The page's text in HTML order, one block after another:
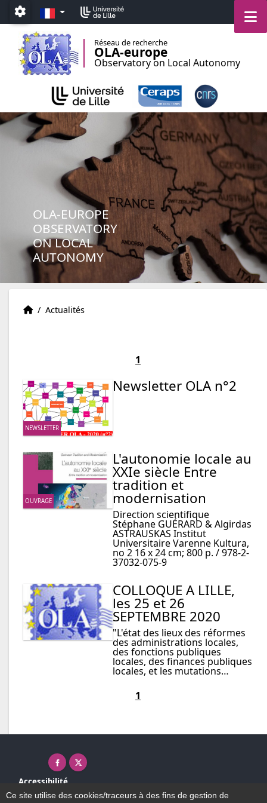
Aller au menu
Aller au contenu
Aller au pied de page
Paramétrage
FR
Réseau de recherche
OLA-europe
Observatory on Local Autonomy
OLA-EUROPE
OBSERVATORY
ON LOCAL
AUTONOMY
Accueil
Accueil
/ Actualités
1
NEWSLETTER
Newsletter OLA n°2
OUVRAGE
L'autonomie locale au
XXIe siècle Entre
tradition et
modernisation
Direction scientifique
Stéphane GUÉRARD & Algirdas
ASTRAUSKAS Institut
Universitaire Varenne Kultura,
no 2 16 x 24 cm; 800 p. / 978-2-
37032-075-9
COLLOQUE A LILLE,
les 25 et 26
SEPTEMBRE 2020
"L'état des lieux des réformes
des administrations locales,
des fonctions publiques
locales, des finances publiques
locales, et les mutations…
1
Facebook ( nouvelle fenêtre)
X ( nouvelle fenêtre)
Accessibilité
Plan du site
Ce site utilise des cookies/traceurs à des fins de gestion de